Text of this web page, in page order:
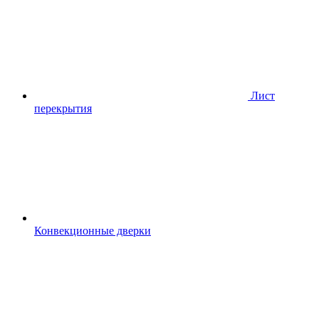
Лист
перекрытия
Конвекционные дверки